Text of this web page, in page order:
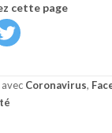
cette page
Coronavirus,